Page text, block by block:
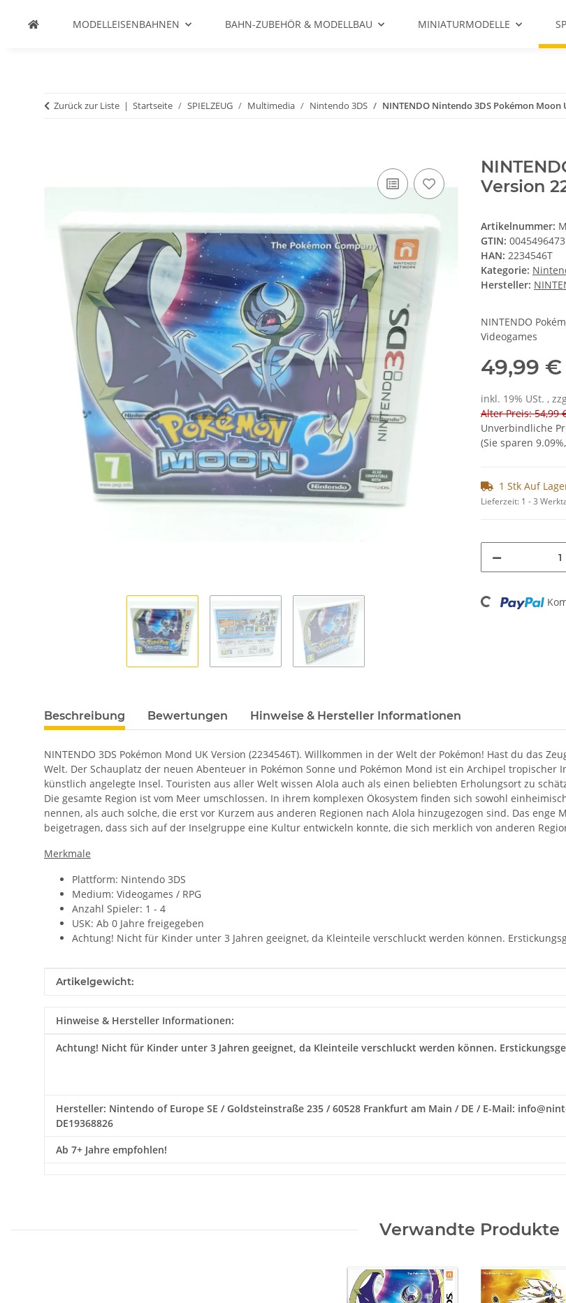
MODELLEISENBAHNEN BAHN-ZUBEHÖR & MODELLBAU MINIATURMODELLE
Zurück zur Liste Startseite SPIELZEUG Multimedia Nintendo 3DS NINTENDO Nintendo 3DS Pokémon Moon
Version
Artikelnummer:
GTIN:
HAN: 2234546T
Kategorie:
Hersteller:
NINTENDO
Videogames
49,99 €
inkl. 19% USt. ,
Alter Preis: 54,99
Unverbindliche
(Sie sparen 9.09%
1 Stk Auf
Lieferzeit: 1 - 3
Loading...
Beschreibung Bewertungen Hinweise & Hersteller Informationen
NINTENDO 3DS Pokémon Mond UK Version (2234546T). Willkommen in der Welt der Pokémon! Hast du das
Welt. Der Schauplatz der neuen Abenteuer in Pokémon Sonne und Pokémon Mond ist ein Archipel
künstlich angelegte Insel. Touristen aus aller Welt wissen Alola auch als einen beliebten Erholungsort zu
Die gesamte Region ist vom Meer umschlossen. In ihrem komplexen Ökosystem finden sich sowohl
nennen, als auch solche, die erst vor Kurzem aus anderen Regionen nach Alola hinzugezogen sind. Das
beigetragen, dass sich auf der Inselgruppe eine Kultur entwickeln konnte, die sich merklich von anderen
Merkmale
Plattform: Nintendo 3DS
Medium: Videogames / RPG
Anzahl Spieler: 1 - 4
USK: Ab 0 Jahre freigegeben
Achtung! Nicht für Kinder unter 3 Jahren geeignet, da Kleinteile verschluckt werden können.
Produkteigenschaft
Wert
Artikelgewicht:
Hinweise & Hersteller Informationen:
Achtung! Nicht für Kinder unter 3 Jahren geeignet, da Kleinteile verschluckt werden können.
Hersteller: Nintendo of Europe SE / Goldsteinstraße 235 / 60528 Frankfurt am Main / DE / E-Mail:
DE19368826
Ab 7+ Jahre empfohlen!
Verwandte Produkte